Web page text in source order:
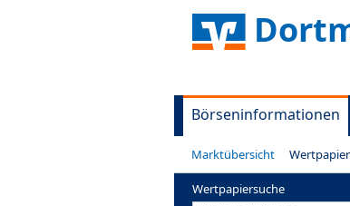
Börseninformationen
Marktübersicht
Wertpapiersuche